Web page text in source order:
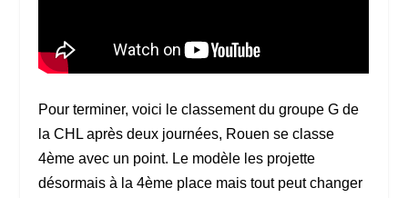
Pour terminer, voici le classement du groupe G de
la CHL après deux journées, Rouen se classe
4ème avec un point. Le modèle les projette
désormais à la 4ème place mais tout peut changer